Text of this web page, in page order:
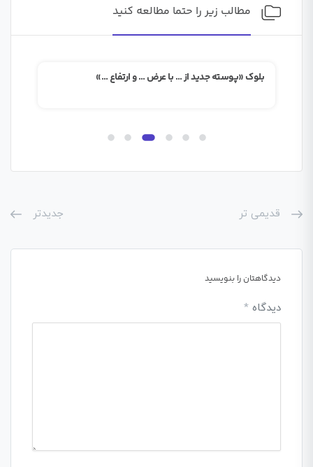
مطالب زیر را حتما مطالعه کنید
بلوک «پوسته جدید از … با عرض … و ارتفاع …»
قدیمی تر جدیدتر
دیدگاهتان را بنویسید
دیدگاه *